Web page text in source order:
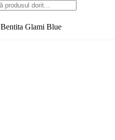
Bentita Glami Blue